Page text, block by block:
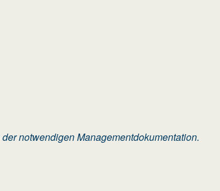
notwendigen Managementdokumentation.